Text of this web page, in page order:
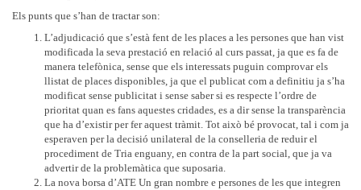
Els punts que s’han de tractar son:
L’adjudicació que s’està fent de les places a les persones que han vist
modificada la seva prestació en relació al curs passat, ja que es fa de
manera telefònica, sense que els interessats puguin comprovar els
llistat de places disponibles, ja que el publicat com a definitiu ja s’ha
modificat sense publicitat i sense saber si es respecte l’ordre de
prioritat quan es fans aquestes cridades, es a dir sense la transparència
que ha d’existir per fer aquest tràmit. Tot això bé provocat, tal i com ja
esperaven per la decisió unilateral de la conselleria de reduir el
procediment de Tria enguany, en contra de la part social, que ja va
advertir de la problemàtica que suposaria.
La nova borsa d’ATE Un gran nombre e persones de les que integren